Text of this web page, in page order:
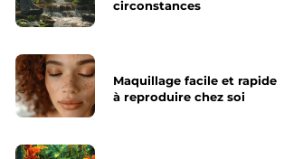
circonstances
Maquillage facile et rapide
à reproduire chez soi